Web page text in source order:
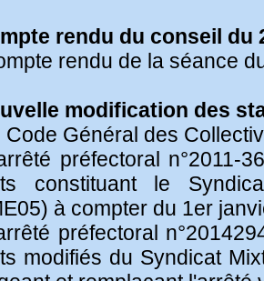
rendu du conseil du
rendu de la séance
modification des
Code Général des
préfectoral n°2011-
constituant le
à compter du 1er
préfectoral
modifiés du Syndicat